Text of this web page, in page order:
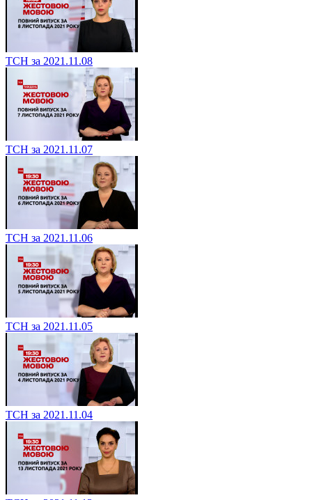
ТСН за 2021.11.08
ТСН за 2021.11.07
ТСН за 2021.11.06
ТСН за 2021.11.05
ТСН за 2021.11.04